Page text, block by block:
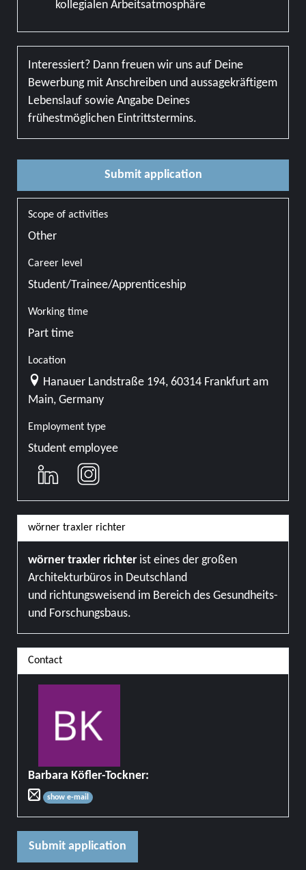
kollegialen Arbeitsatmosphäre
Interessiert? Dann freuen wir uns auf Deine
Bewerbung mit Anschreiben und aussagekräftigem
Lebenslauf sowie Angabe Deines
frühestmöglichen Eintrittstermins.
Submit application
Scope of activities
Other
Career level
Student/Trainee/Apprenticeship
Working time
Part time
Location
Hanauer Landstraße 194, 60314 Frankfurt am
Main, Germany
Employment type
Student employee
wörner traxler richter
wörner traxler richter ist eines der großen
Architekturbüros in Deutschland
und richtungsweisend im Bereich des Gesundheits-
und Forschungsbaus.
Contact
Barbara Köfler-Tockner:
show e-mail
Submit application